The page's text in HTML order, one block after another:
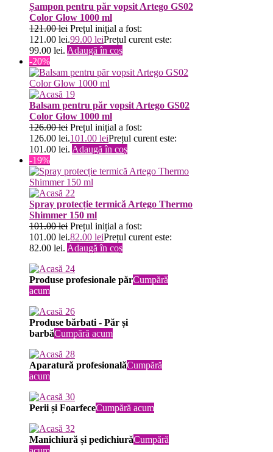
Șampon pentru păr vopsit Artego GS02
Color Glow 1000 ml
121.00lei Prețul inițial a fost:
121.00 lei.99.00 leiPrețul curent este:
99.00 lei. Adaugă în coș
-20%
Balsam pentru păr vopsit Artego GS02
Color Glow 1000 ml
126.00lei Prețul inițial a fost:
126.00 lei.101.00 leiPrețul curent este:
101.00 lei. Adaugă în coș
-19%
Spray protecție termică Artego Thermo
Shimmer 150 ml
101.00lei Prețul inițial a fost:
101.00 lei.82.00 leiPrețul curent este:
82.00 lei. Adaugă în coș
Produse profesionale părCumpără
acum
Produse bărbati - Păr și
barbăCumpără acum
Aparatură profesionalăCumpără
acum
Perii și FoarfeceCumpără acum
Manichiură și pedichiurăCumpără